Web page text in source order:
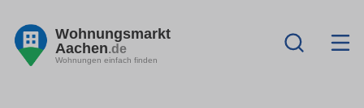
Wohnungsmarkt
Aachen.de
Wohnungen einfach finden